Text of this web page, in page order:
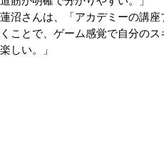
蓮沼さんは、「アカデミーの講
くことで、ゲーム感覚で自分の
楽しい。」